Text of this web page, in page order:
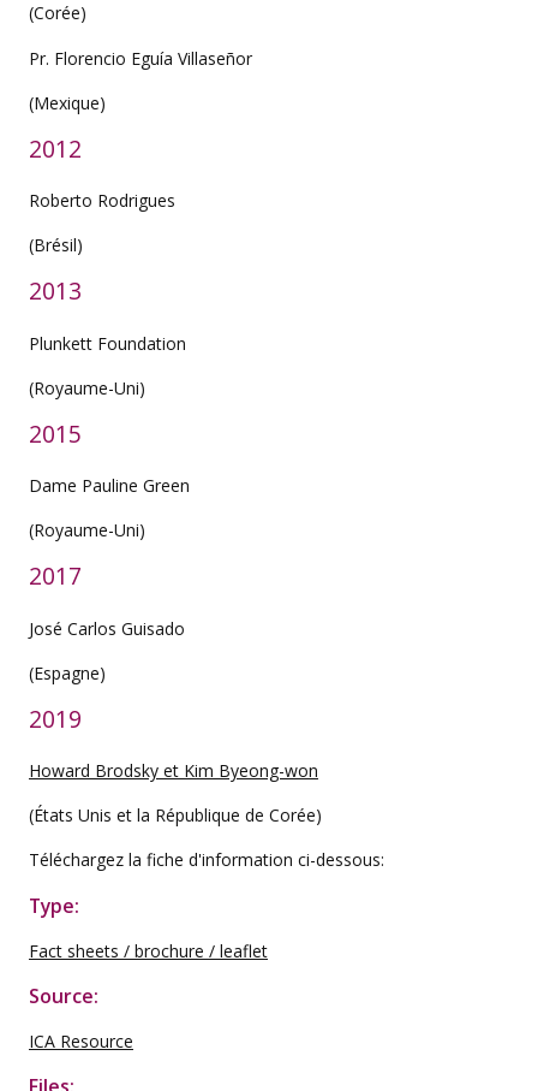
(Corée)
Pr. Florencio Eguía Villaseñor
(Mexique)
2012
Roberto Rodrigues
(Brésil)
2013
Plunkett Foundation
(Royaume-Uni)
2015
Dame Pauline Green
(Royaume-Uni)
2017
José Carlos Guisado
(Espagne)
2019
Howard Brodsky et Kim Byeong-won
(États Unis et la République de Corée)
Téléchargez la fiche d'information ci-dessous:
Type:
Fact sheets / brochure / leaflet
Source:
ICA Resource